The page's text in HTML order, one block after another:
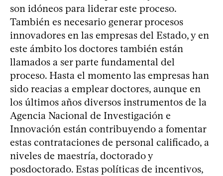
son idóneos para liderar este proceso.
También es necesario generar procesos
innovadores en las empresas del Estado, y en
este ámbito los doctores también están
llamados a ser parte fundamental del
proceso. Hasta el momento las empresas han
sido reacias a emplear doctores, aunque en
los últimos años diversos instrumentos de la
Agencia Nacional de Investigación e
Innovación están contribuyendo a fomentar
estas contrataciones de personal calificado, a
niveles de maestría, doctorado y
posdoctorado. Estas políticas de incentivos,